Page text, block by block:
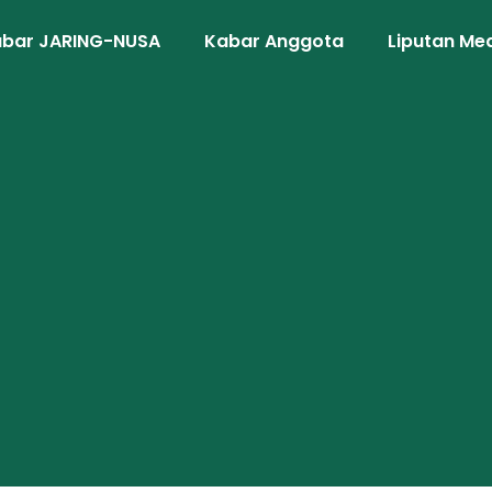
JARING-NUSA Kabar Anggota Liputan